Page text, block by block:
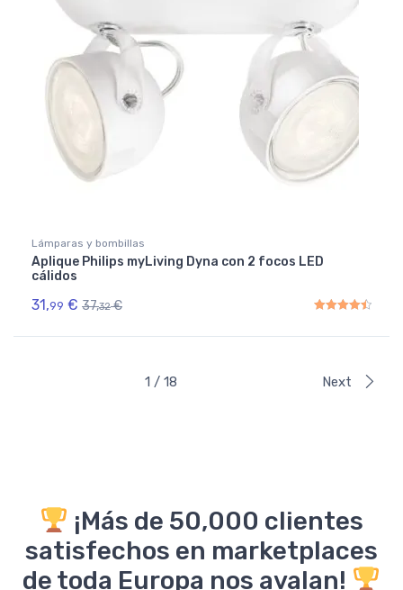
Lámparas y bombillas
Aplique Philips myLiving Dyna con 2 focos LED
cálidos
31,99 € 37,32 €
1 / 18 Next
¡Más de 50,000 clientes
satisfechos en marketplaces
de toda Europa nos avalan!